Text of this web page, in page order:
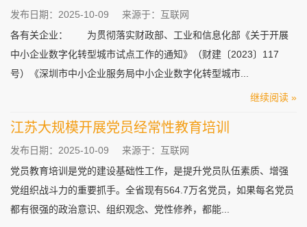
发布日期：2025-10-09
来源于：互联网
各有关企业： 为贯彻落实财政部、工业和信息化部《关于开展
中小企业数字化转型城市试点工作的通知》（财建〔2023〕117
号）《深圳市中小企业服务局中小企业数字化转型城市...
继续阅读 »
江苏大规模开展党员经常性教育培训
发布日期：2025-10-09
来源于：互联网
党员教育培训是党的建设基础性工作，是提升党员队伍素质、增强
党组织战斗力的重要抓手。全省现有564.7万名党员，如果每名党员
都有很强的政治意识、组织观念、党性修养，都能...